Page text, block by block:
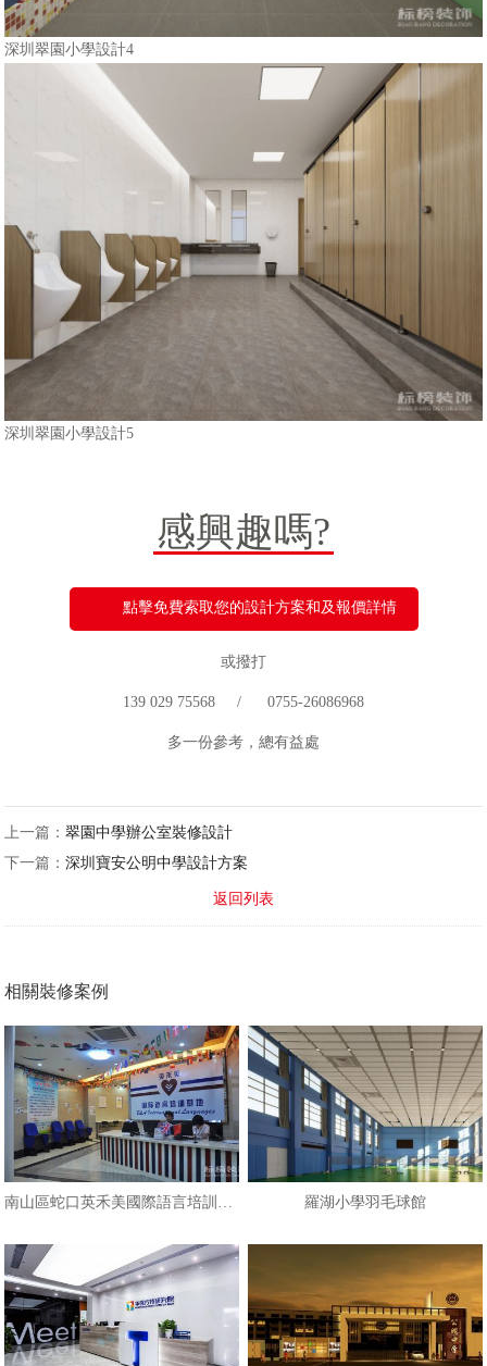
深圳翠園小學設計4
深圳翠園小學設計5
感興趣嗎?
點擊免費索取您的設計方案和及報價詳情
或撥打
139 029 75568 / 0755-26086968
多一份參考，總有益處
上一篇：翠園中學辦公室裝修設計
下一篇：深圳寶安公明中學設計方案
返回列表
相關裝修案例
南山區蛇口英禾美國際語言培訓學校 羅湖小學羽毛球館